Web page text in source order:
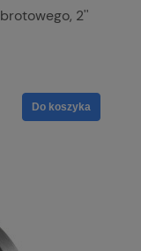
2''
Do koszyka